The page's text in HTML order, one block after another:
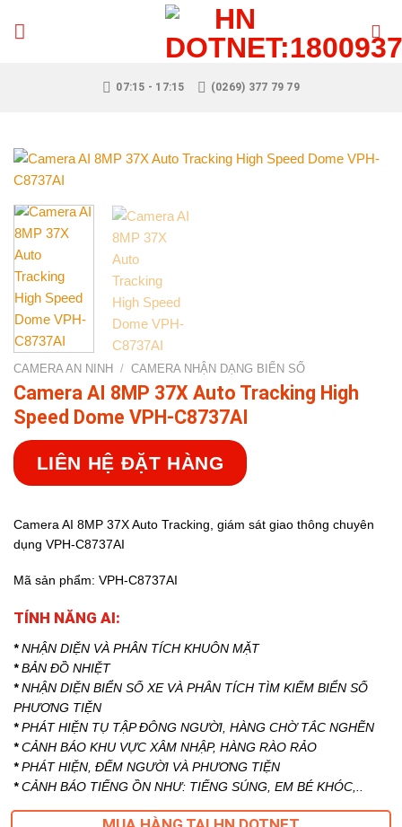
07:15 - 17:15 (0269) 377 79 79
CAMERA AN NINH / CAMERA NHẬN DẠNG BIỂN SỐ
Camera AI 8MP 37X Auto Tracking High
Speed Dome VPH-C8737AI
LIÊN HỆ ĐẶT HÀNG
Camera AI 8MP 37X Auto Tracking, giám sát giao thông chuyên
dụng VPH-C8737AI
Mã sản phẩm: VPH-C8737AI
TÍNH NĂNG AI:
*NHẬN DIỆN VÀ PHÂN TÍCH KHUÔN MẶT
*BẢN ĐỒ NHIỆT
*NHẬN DIỆN BIỂN SỐ XE VÀ PHÂN TÍCH TÌM KIẾM BIỂN SỐ
PHƯƠNG TIỆN
*PHÁT HIỆN TỤ TẬP ĐÔNG NGƯỜI, HÀNG CHỜ TẮC NGHẼN
*CẢNH BÁO KHU VỰC XÂM NHẬP, HÀNG RÀO RẢO
*PHÁT HIỆN, ĐẾM NGƯỜI VÀ PHƯƠNG TIỆN
*CẢNH BÁO TIẾNG ỒN NHƯ: TIẾNG SÚNG, EM BÉ KHÓC,..